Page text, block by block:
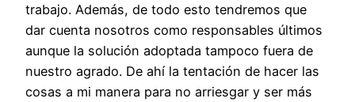
trabajo. Además, de todo esto tendremos que
dar cuenta nosotros como responsables últimos
aunque la solución adoptada tampoco fuera de
nuestro agrado. De ahí la tentación de hacer las
cosas a mi manera para no arriesgar y ser más